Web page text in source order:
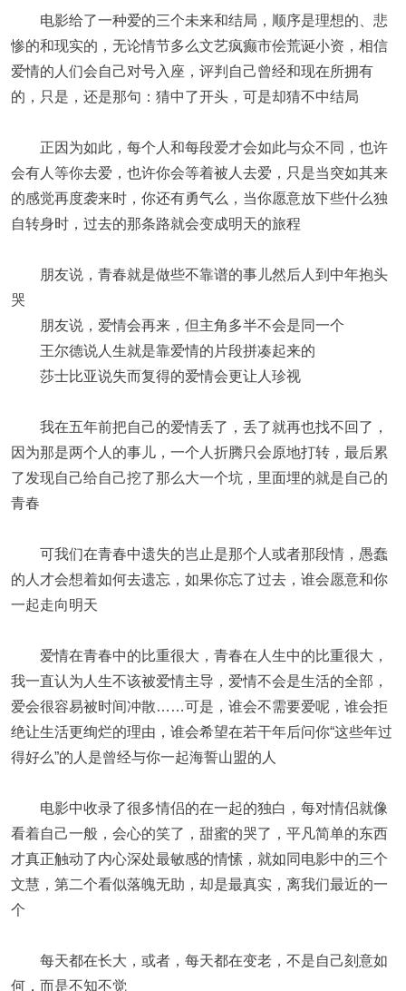
电影给了一种爱的三个未来和结局，顺序是理想的、悲
惨的和现实的，无论情节多么文艺疯癫市侩荒诞小资，相信
爱情的人们会自己对号入座，评判自己曾经和现在所拥有
的，只是，还是那句：猜中了开头，可是却猜不中结局
正因为如此，每个人和每段爱才会如此与众不同，也许
会有人等你去爱，也许你会等着被人去爱，只是当突如其来
的感觉再度袭来时，你还有勇气么，当你愿意放下些什么独
自转身时，过去的那条路就会变成明天的旅程
朋友说，青春就是做些不靠谱的事儿然后人到中年抱头
哭
朋友说，爱情会再来，但主角多半不会是同一个
王尔德说人生就是靠爱情的片段拼凑起来的
莎士比亚说失而复得的爱情会更让人珍视
我在五年前把自己的爱情丢了，丢了就再也找不回了，
因为那是两个人的事儿，一个人折腾只会原地打转，最后累
了发现自己给自己挖了那么大一个坑，里面埋的就是自己的
青春
可我们在青春中遗失的岂止是那个人或者那段情，愚蠢
的人才会想着如何去遗忘，如果你忘了过去，谁会愿意和你
一起走向明天
爱情在青春中的比重很大，青春在人生中的比重很大，
我一直认为人生不该被爱情主导，爱情不会是生活的全部，
爱会很容易被时间冲散……可是，谁会不需要爱呢，谁会拒
绝让生活更绚烂的理由，谁会希望在若干年后问你“这些年过
得好么”的人是曾经与你一起海誓山盟的人
电影中收录了很多情侣的在一起的独白，每对情侣就像
看着自己一般，会心的笑了，甜蜜的哭了，平凡简单的东西
才真正触动了内心深处最敏感的情愫，就如同电影中的三个
文慧，第二个看似落魄无助，却是最真实，离我们最近的一
个
每天都在长大，或者，每天都在变老，不是自己刻意如
何，而是不知不觉